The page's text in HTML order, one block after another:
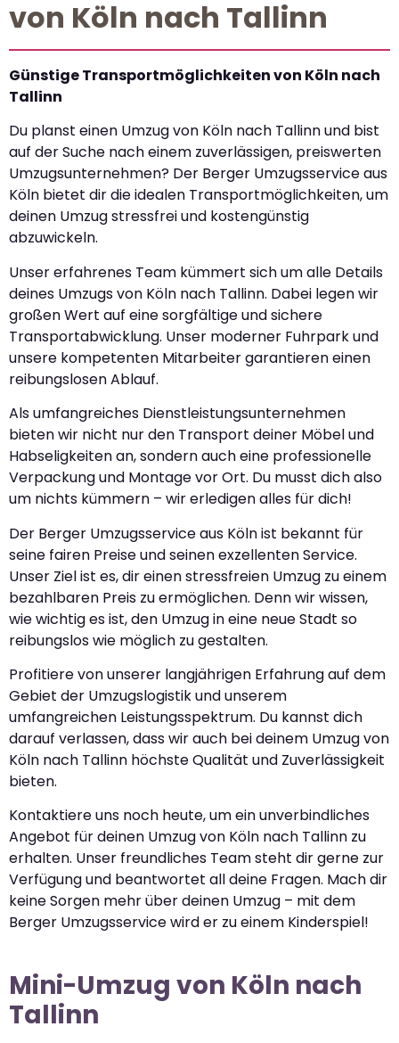
von Köln nach Tallinn
Günstige Transportmöglichkeiten von Köln nach
Tallinn
Du planst einen Umzug von Köln nach Tallinn und bist
auf der Suche nach einem zuverlässigen, preiswerten
Umzugsunternehmen? Der Berger Umzugsservice aus
Köln bietet dir die idealen Transportmöglichkeiten, um
deinen Umzug stressfrei und kostengünstig
abzuwickeln.
Unser erfahrenes Team kümmert sich um alle Details
deines Umzugs von Köln nach Tallinn. Dabei legen wir
großen Wert auf eine sorgfältige und sichere
Transportabwicklung. Unser moderner Fuhrpark und
unsere kompetenten Mitarbeiter garantieren einen
reibungslosen Ablauf.
Als umfangreiches Dienstleistungsunternehmen
bieten wir nicht nur den Transport deiner Möbel und
Habseligkeiten an, sondern auch eine professionelle
Verpackung und Montage vor Ort. Du musst dich also
um nichts kümmern – wir erledigen alles für dich!
Der Berger Umzugsservice aus Köln ist bekannt für
seine fairen Preise und seinen exzellenten Service.
Unser Ziel ist es, dir einen stressfreien Umzug zu einem
bezahlbaren Preis zu ermöglichen. Denn wir wissen,
wie wichtig es ist, den Umzug in eine neue Stadt so
reibungslos wie möglich zu gestalten.
Profitiere von unserer langjährigen Erfahrung auf dem
Gebiet der Umzugslogistik und unserem
umfangreichen Leistungsspektrum. Du kannst dich
darauf verlassen, dass wir auch bei deinem Umzug von
Köln nach Tallinn höchste Qualität und Zuverlässigkeit
bieten.
Kontaktiere uns noch heute, um ein unverbindliches
Angebot für deinen Umzug von Köln nach Tallinn zu
erhalten. Unser freundliches Team steht dir gerne zur
Verfügung und beantwortet all deine Fragen. Mach dir
keine Sorgen mehr über deinen Umzug – mit dem
Berger Umzugsservice wird er zu einem Kinderspiel!
Mini-Umzug von Köln nach
Tallinn